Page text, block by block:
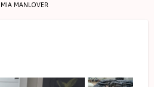
MIA MANLOVER